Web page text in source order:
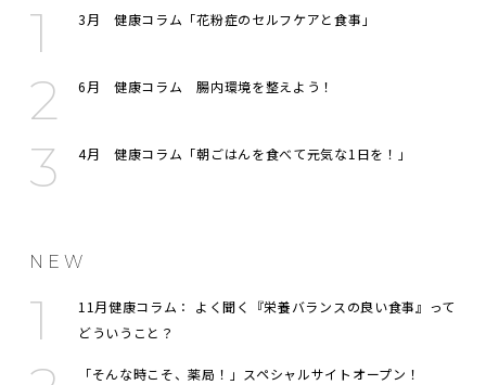
3月 健康コラム「花粉症のセルフケアと食事」
6月 健康コラム 腸内環境を整えよう！
4月 健康コラム「朝ごはんを食べて元気な1日を！」
NEW
11月健康コラム： よく聞く『栄養バランスの良い食事』って
どういうこと？
「そんな時こそ、薬局！」スペシャルサイトオープン！